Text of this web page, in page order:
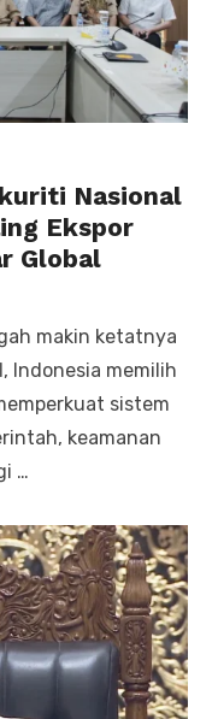
Nasional
Ekspor
Global
makin ketatnya
Indonesia memilih
sistem
keamanan
…